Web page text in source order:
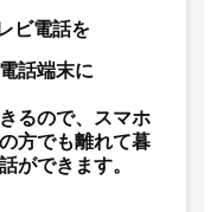
ビ電話を
話端末に
るので、スマホ
方でも離れて暮
ができます。